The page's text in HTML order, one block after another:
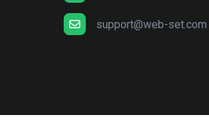
support@web-set.com